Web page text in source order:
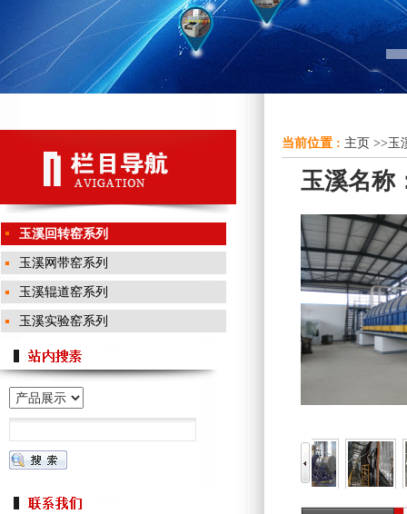
当前位置 : 主页 >>玉
玉溪名称
玉溪回转窑系列
玉溪网带窑系列
玉溪辊道窑系列
玉溪实验窑系列